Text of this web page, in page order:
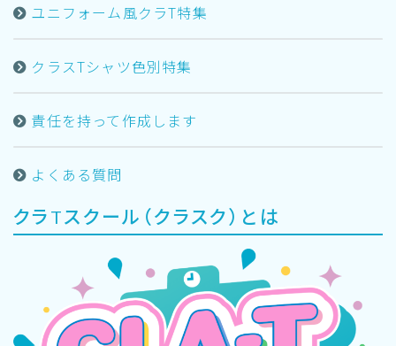
ユニフォーム風クラT特集
クラスTシャツ色別特集
責任を持って作成します
よくある質問
クラTスクール（クラスク）とは